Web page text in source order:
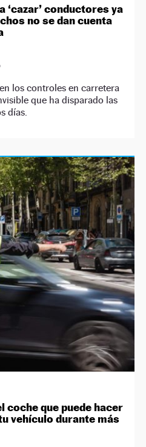
‘cazar’ conductores ya
no se dan cuenta
los controles en carretera
que ha disparado las
días.
coche que puede hacer
vehículo durante más